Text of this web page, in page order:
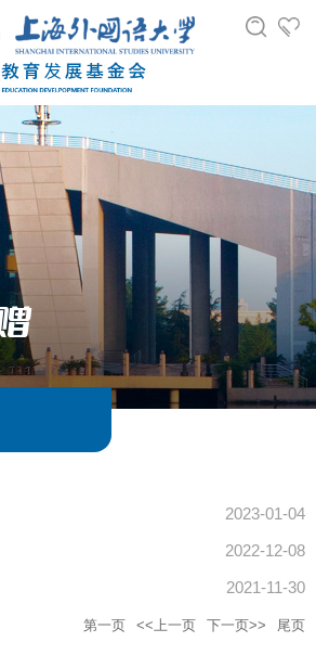
2023-01-04
2022-12-08
2021-11-30
第一页 <<上一页 下一页>> 尾页